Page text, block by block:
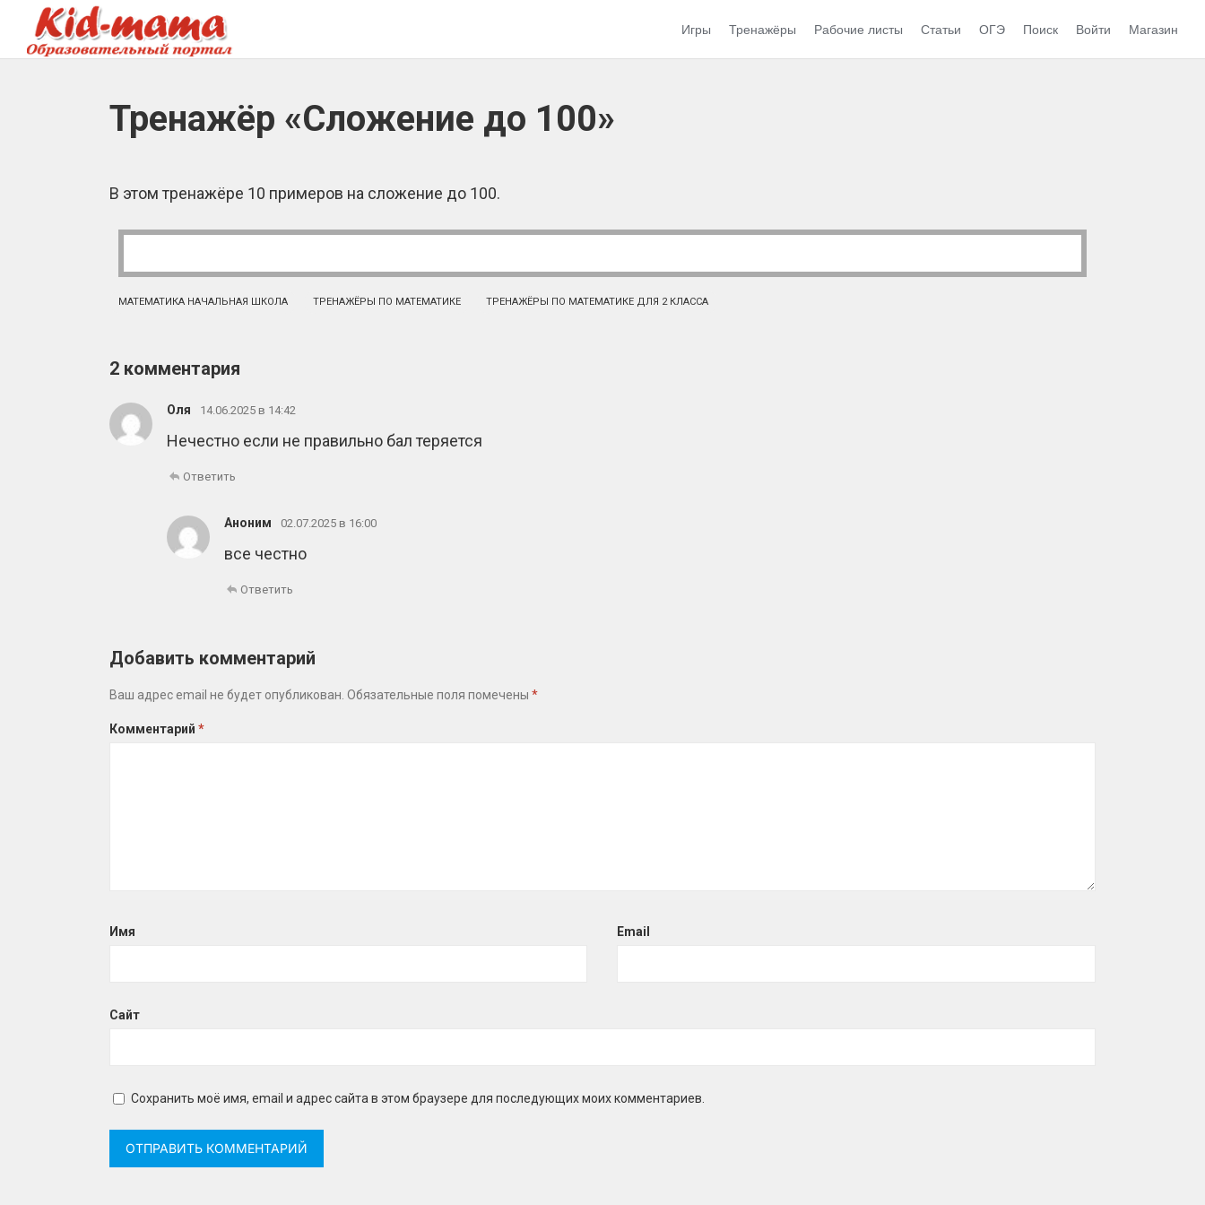
Игры Тренажёры Рабочие листы Статьи ОГЭ Поиск Войти Магазин
Тренажёр «Сложение до 100»
В этом тренажёре 10 примеров на сложение до 100.
МАТЕМАТИКА НАЧАЛЬНАЯ ШКОЛА ТРЕНАЖЁРЫ ПО МАТЕМАТИКЕ ТРЕНАЖЁРЫ ПО МАТЕМАТИКЕ ДЛЯ 2 КЛАССА
2 комментария
Оля 14.06.2025 в 14:42
Нечестно если не правильно бал теряется
Ответить
Аноним 02.07.2025 в 16:00
все честно
Ответить
Добавить комментарий
Ваш адрес email не будет опубликован. Обязательные поля помечены *
Комментарий *
Имя Email
Сайт
Сохранить моё имя, email и адрес сайта в этом браузере для последующих моих комментариев.